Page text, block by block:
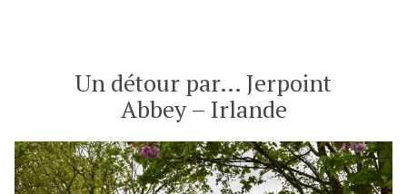
Un détour par… Jerpoint
Abbey – Irlande